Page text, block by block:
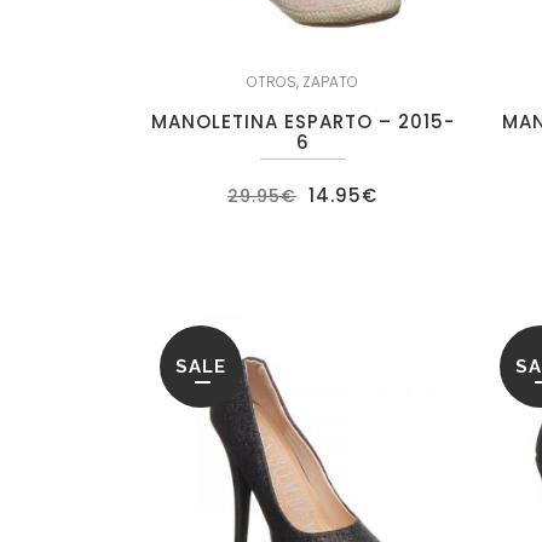
OTROS, ZAPATO
MANOLETINA ESPARTO – 2015-
6
29.95€ El
precio
14.95€
SALE